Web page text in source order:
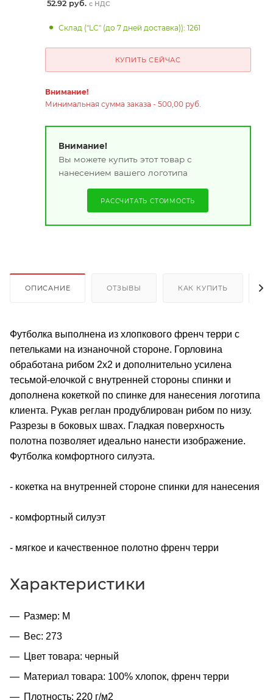
52.92 руб. с НДС
Склад ("LC" (до 7 дней доставка)): 1261
КУПИТЬ СЕЙЧАС
Внимание!
Минимальная сумма заказа - 500,00 руб.
Внимание!
Вы можете купить этот товар с
нанесением вашего логотипа
РАССЧИТАТЬ СТОИМОСТЬ
ОПИСАНИЕ ОТЗЫВЫ КАК КУПИТЬ
Футболка выполнена из хлопкового френч терри с
петельками на изнаночной стороне. Горловина
обработана рибом 2х2 и дополнительно усилена
тесьмой-елочкой с внутренней стороны спинки и
дополнена кокеткой по спинке для нанесения логотипа
клиента. Рукав реглан продублирован рибом по низу.
Разрезы в боковых швах. Гладкая поверхность
полотна позволяет идеально нанести изображение.
Футболка комфортного силуэта.
- кокетка на внутренней стороне спинки для нанесения
- комфортный силуэт
- мягкое и качественное полотно френч терри
Характеристики
Размер: M
Вес: 273
Цвет товара: черный
Материал товара: 100% хлопок, френч терри
Плотность: 220 г/м2